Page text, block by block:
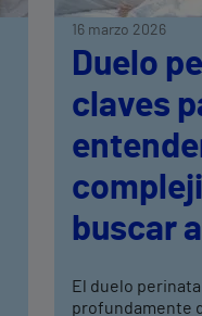
16 marzo 2026
Duelo
claves
buscar
El duelo
profundamente